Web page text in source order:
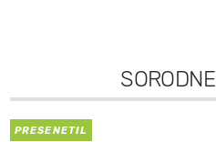
SORODNE
PRESENETIL